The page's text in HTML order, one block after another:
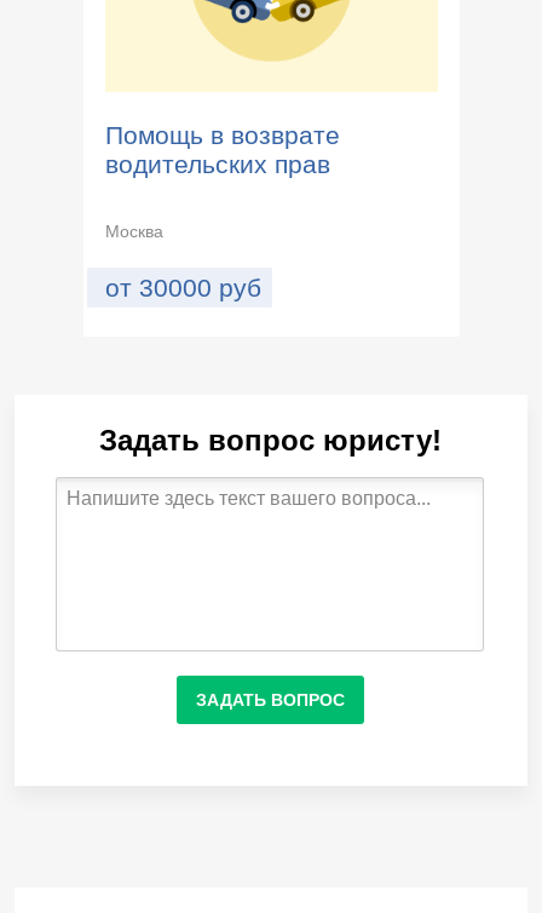
Помощь в возврате
водительских прав
Москва
от 30000 руб
Задать вопрос юристу!
ЗАДАТЬ ВОПРОС